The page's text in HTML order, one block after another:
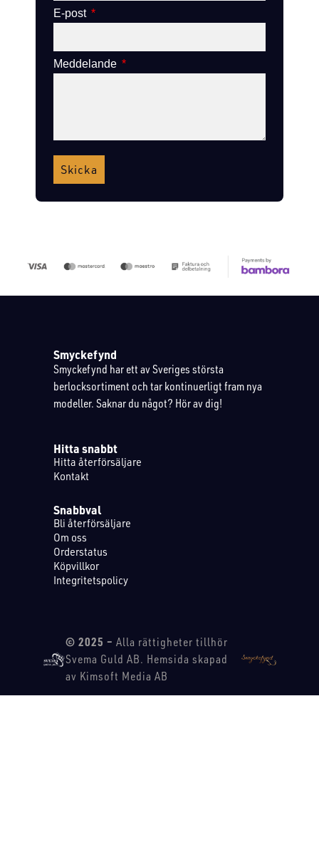
E-post
Meddelande
Skicka
Smyckefynd
Smyckefynd har ett av Sveriges största
berlocksortiment och tar kontinuerligt fram nya
modeller. Saknar du något? Hör av dig!
Hitta snabbt
Hitta återförsäljare
Kontakt
Snabbval
Bli återförsäljare
Om oss
Orderstatus
Köpvillkor
Integritetspolicy
© 2025 – Alla rättigheter tillhör
Svema Guld AB. Hemsida skapad
av Kimsoft Media AB